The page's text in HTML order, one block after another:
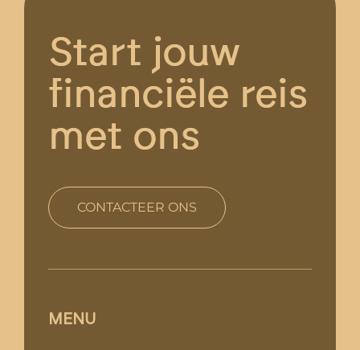
Start jouw
financiële reis
met ons
CONTACTEER ONS
MENU